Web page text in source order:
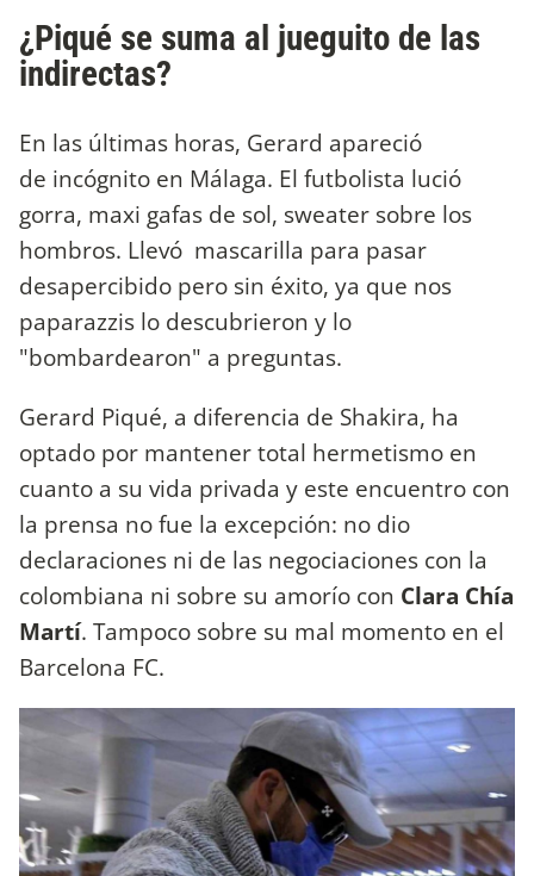
¿Piqué se suma al jueguito de las
indirectas?
En las últimas horas, Gerard apareció
de incógnito en Málaga. El futbolista lució
gorra, maxi gafas de sol, sweater sobre los
hombros. Llevó mascarilla para pasar
desapercibido pero sin éxito, ya que nos
paparazzis lo descubrieron y lo
"bombardearon" a preguntas.
Gerard Piqué, a diferencia de Shakira, ha
optado por mantener total hermetismo en
cuanto a su vida privada y este encuentro con
la prensa no fue la excepción: no dio
declaraciones ni de las negociaciones con la
colombiana ni sobre su amorío con Clara Chía
Martí. Tampoco sobre su mal momento en el
Barcelona FC.